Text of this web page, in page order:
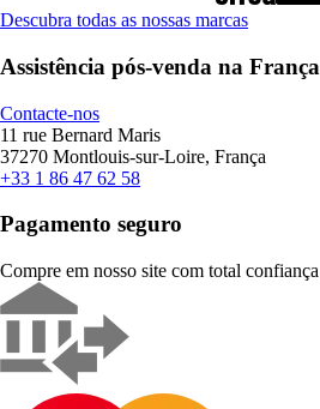
Descubra todas as nossas marcas
Assistência pós-venda na França
Contacte-nos
11 rue Bernard Maris
37270 Montlouis-sur-Loire, França
+33 1 86 47 62 58
Pagamento seguro
Compre em nosso site com total confiança